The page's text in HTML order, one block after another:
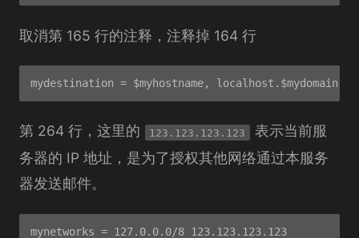
取消第 165 行的注释，注释掉 164 行
第 264 行，这里的 123.123.123.123
表示当前服
务器的 IP 地址，是为了授权其他网络通过本服务
器发送邮件。